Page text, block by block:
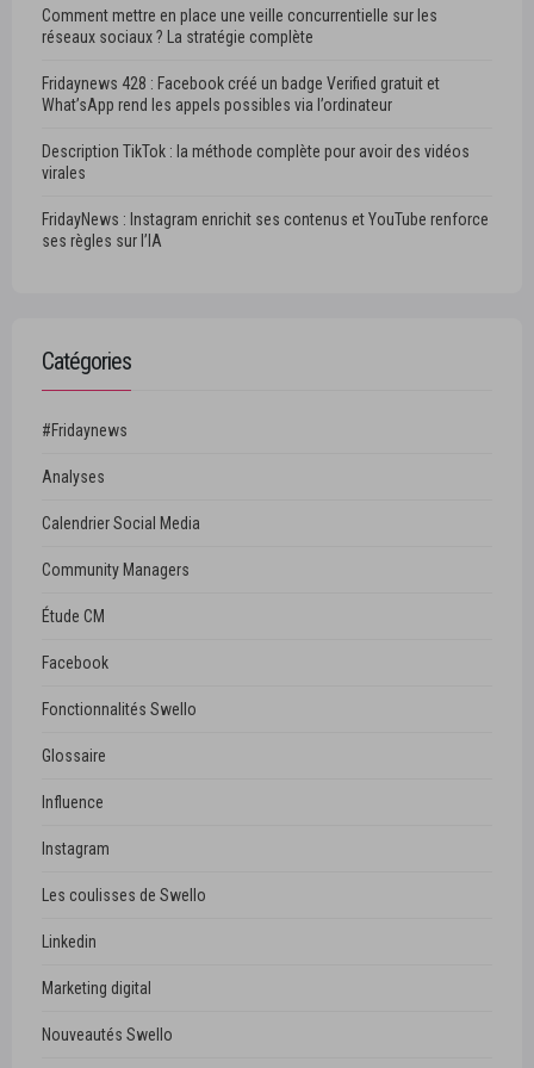
Comment mettre en place une veille concurrentielle sur les
réseaux sociaux ? La stratégie complète
Fridaynews 428 : Facebook créé un badge Verified gratuit et
What’sApp rend les appels possibles via l’ordinateur
Description TikTok : la méthode complète pour avoir des vidéos
virales
FridayNews : Instagram enrichit ses contenus et YouTube renforce
ses règles sur l’IA
Catégories
#Fridaynews
Analyses
Calendrier Social Media
Community Managers
Étude CM
Facebook
Fonctionnalités Swello
Glossaire
Influence
Instagram
Les coulisses de Swello
Linkedin
Marketing digital
Nouveautés Swello